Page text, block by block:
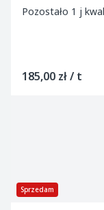
Pozostało 1 j
185,00 zł / t
Sprzedam